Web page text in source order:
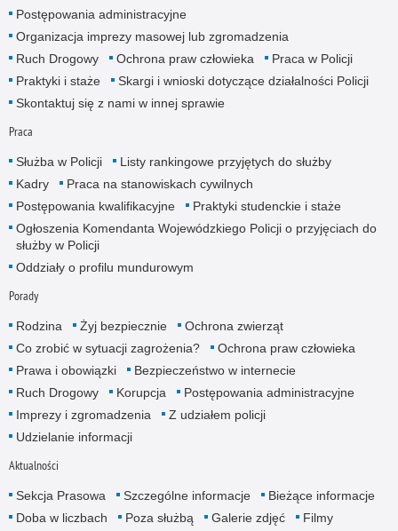
Postępowania administracyjne
Organizacja imprezy masowej lub zgromadzenia
Ruch Drogowy
Ochrona praw człowieka
Praca w Policji
Praktyki i staże
Skargi i wnioski dotyczące działalności Policji
Skontaktuj się z nami w innej sprawie
Praca
Służba w Policji
Listy rankingowe przyjętych do służby
Kadry
Praca na stanowiskach cywilnych
Postępowania kwalifikacyjne
Praktyki studenckie i staże
Ogłoszenia Komendanta Wojewódzkiego Policji o przyjęciach do
służby w Policji
Oddziały o profilu mundurowym
Porady
Rodzina Żyj bezpiecznie
Ochrona zwierząt
Co zrobić w sytuacji zagrożenia?
Ochrona praw człowieka
Prawa i obowiązki
Bezpieczeństwo w internecie
Ruch Drogowy
Korupcja
Postępowania administracyjne
Imprezy i zgromadzenia
Z udziałem policji
Udzielanie informacji
Aktualności
Sekcja Prasowa Szczególne informacje
Bieżące informacje
Doba w liczbach
Poza służbą Galerie zdjęć
Filmy